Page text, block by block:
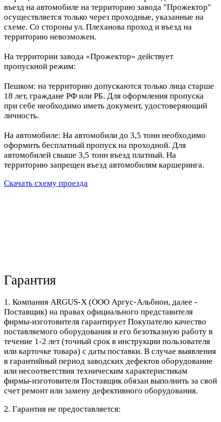
въезд на автомобиле на территорию завода "Прожектор"
осуществляется только через проходные, указанные на
схеме. Со стороны ул. Плеханова проход и въезд на
территорию невозможен.
На территории завода «Прожектор» действует
пропускной режим:
Пешком: на территорию допускаются только лица старше
18 лет, граждане РФ или РБ. Для оформления пропуска
при себе необходимо иметь документ, удостоверяющий
личность.
На автомобиле: На автомобили до 3,5 тонн необходимо
оформить бесплатный пропуск на проходной. Для
автомобилей свыше 3,5 тонн въезд платный. На
территорию запрещен въезд автомобилям каршеринга.
Скачать схему проезда
Гарантия
1. Компания ARGUS-X (ООО Аргус-Альбион, далее -
Поставщик) на правах официального представителя
фирмы-изготовителя гарантирует Покупателю качество
поставляемого оборудования и его безотказную работу в
течение 1-2 лет (точный срок в инструкции пользователя
или карточке товара) с даты поставки. В случае выявления
в гарантийный период заводских дефектов оборудование
или несоответствия техническим характеристикам
фирмы-изготовителя Поставщик обязан выполнить за свой
счет ремонт или замену дефективного оборудования.
2. Гарантия не предоставляется: